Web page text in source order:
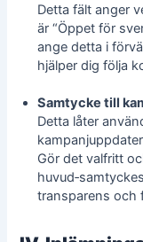
Detta fält anger
är “Öppet för
ange detta i
hjälper dig följa
Samtycke till
Detta låter
Gör det valfritt
transparens och